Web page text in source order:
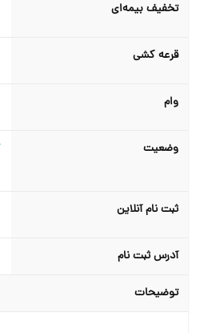
تخفیف بیمه‌ای
قرعه کشی
وضعیت
ثبت نام آنلاین
آدرس ثبت نام
توضیحات